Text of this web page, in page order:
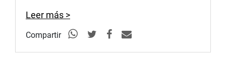
Leer más >
Compartir